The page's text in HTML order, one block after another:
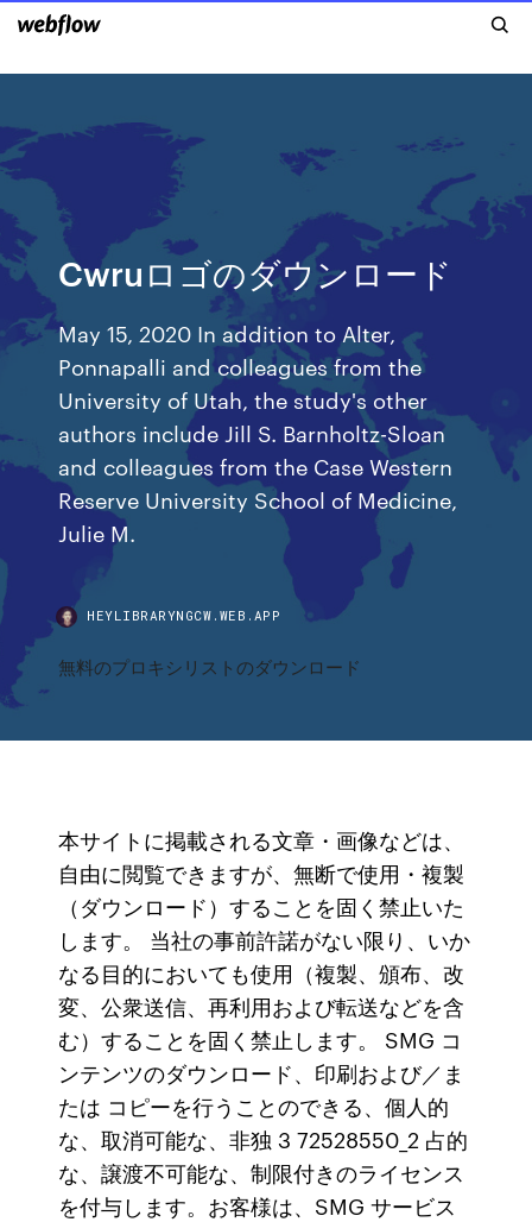
Cwruロゴのダウンロード
May 15, 2020 In addition to Alter,
Ponnapalli and colleagues from the
University of Utah, the study's other
authors include Jill S. Barnholtz-Sloan
and colleagues from the Case Western
Reserve University School of Medicine,
Julie M.
HEYLIBRARYNGCW.WEB.APP
無料のプロキシリストのダウンロード
本サイトに掲載される文章・画像などは、
自由に閲覧できますが、無断で使用・複製
（ダウンロード）することを固く禁止いた
します。 当社の事前許諾がない限り、いか
なる目的においても使用（複製、頒布、改
変、公衆送信、再利用および転送などを含
む）することを固く禁止します。 SMG コ
ンテンツのダウンロード、印刷および／ま
たは コピーを行うことのできる、個人的
な、取消可能な、非独 3 72528550_2 占的
な、譲渡不可能な、制限付きのライセンス
を付与します。お客様は、SMG サービス